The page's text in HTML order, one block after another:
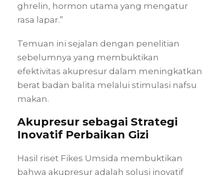
ghrelin, hormon utama yang mengatur
rasa lapar.”
Temuan ini sejalan dengan penelitian
sebelumnya yang membuktikan
efektivitas akupresur dalam meningkatkan
berat badan balita melalui stimulasi nafsu
makan.
Akupresur sebagai Strategi
Inovatif Perbaikan Gizi
Hasil riset Fikes Umsida membuktikan
bahwa akupresur adalah solusi inovatif